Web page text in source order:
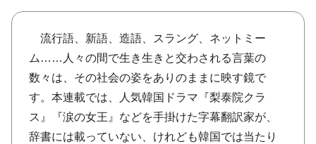
流行語、新語、造語、スラング、ネットミー
ム……人々の間で生き生きと交わされる言葉の
数々は、その社会の姿をありのままに映す鏡で
す。本連載では、人気韓国ドラマ『梨泰院クラ
ス』『涙の女王』などを手掛けた字幕翻訳家が、
辞書には載っていない、けれども韓国では当たり